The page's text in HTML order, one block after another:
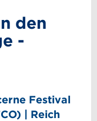
den
-
Festival
| Reich